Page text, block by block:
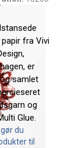
fra Vivi
er
samlet
og
Glue.
du
til